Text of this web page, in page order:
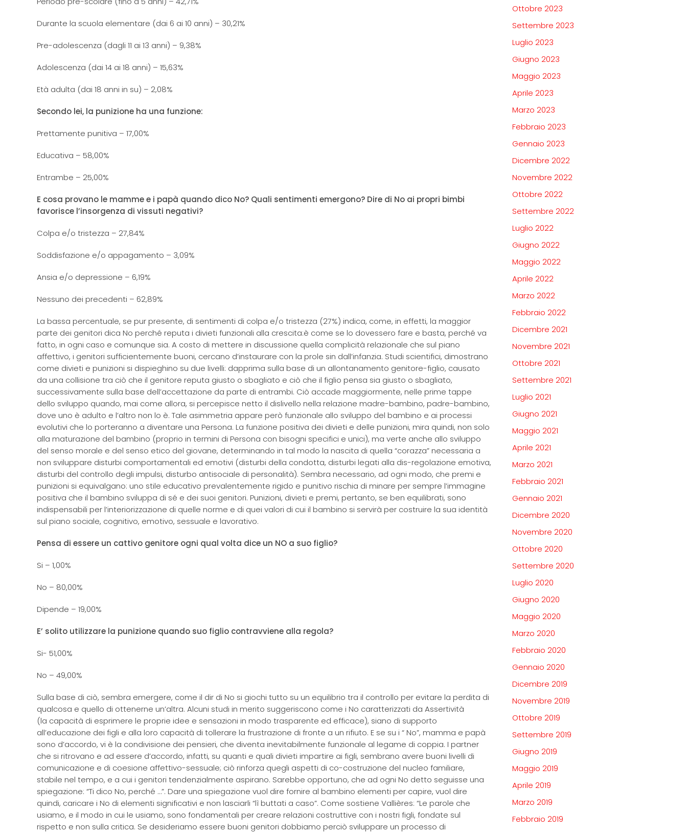
Durante la scuola elementare (dai 6 ai 10 anni) – 30,21%
Pre-adolescenza (dagli 11 ai 13 anni) – 9,38%
Adolescenza (dai 14 ai 18 anni) – 15,63%
Età adulta (dai 18 anni in su) – 2,08%
Secondo lei, la punizione ha una funzione:
Prettamente punitiva – 17,00%
Educativa – 58,00%
Entrambe – 25,00%
E cosa provano le mamme e i papà quando dico No? Quali sentimenti emergono? Dire di No ai propri bimbi
favorisce l’insorgenza di vissuti negativi?
Colpa e/o tristezza – 27,84%
Soddisfazione e/o appagamento – 3,09%
Ansia e/o depressione – 6,19%
Nessuno dei precedenti – 62,89%
La bassa percentuale, se pur presente, di sentimenti di colpa e/o tristezza (27%) indica, come, in effetti, la maggior
parte dei genitori dica No perché reputa i divieti funzionali alla crescita:è come se lo dovessero fare e basta, perché va
fatto, in ogni caso e comunque sia. A costo di mettere in discussione quella complicità relazionale che sul piano
affettivo, i genitori sufficientemente buoni, cercano d’instaurare con la prole sin dall’infanzia. Studi scientifici, dimostrano
come divieti e punizioni si dispieghino su due livelli: dapprima sulla base di un allontanamento genitore-figlio, causato
da una collisione tra ciò che il genitore reputa giusto o sbagliato e ciò che il figlio pensa sia giusto o sbagliato,
successivamente sulla base dell’accettazione da parte di entrambi. Ciò accade maggiormente, nelle prime tappe
dello sviluppo quando, mai come allora, si percepisce netto il dislivello nella relazione madre-bambino, padre-bambino,
dove uno è adulto e l’altro non lo è. Tale asimmetria appare però funzionale allo sviluppo del bambino e ai processi
evolutivi che lo porteranno a diventare una Persona. La funzione positiva dei divieti e delle punizioni, mira quindi, non solo
alla maturazione del bambino (proprio in termini di Persona con bisogni specifici e unici), ma verte anche allo sviluppo
del senso morale e del senso etico del giovane, determinando in tal modo la nascita di quella “corazza” necessaria a
non sviluppare disturbi comportamentali ed emotivi (disturbi della condotta, disturbi legati alla dis-regolazione emotiva,
disturbi del controllo degli impulsi, disturbo antisociale di personalità). Sembra necessario, ad ogni modo, che premi e
punizioni si equivalgano: uno stile educativo prevalentemente rigido e punitivo rischia di minare per sempre l’immagine
positiva che il bambino sviluppa di sé e dei suoi genitori. Punizioni, divieti e premi, pertanto, se ben equilibrati, sono
indispensabili per l’interiorizzazione di quelle norme e di quei valori di cui il bambino si servirà per costruire la sua identità
sul piano sociale, cognitivo, emotivo, sessuale e lavorativo.
Pensa di essere un cattivo genitore ogni qual volta dice un NO a suo figlio?
Si – 1,00%
No – 80,00%
Dipende – 19,00%
E’ solito utilizzare la punizione quando suo figlio contravviene alla regola?
Si- 51,00%
No – 49,00%
Sulla base di ciò, sembra emergere, come il dir di No si giochi tutto su un equilibrio tra il controllo per evitare la perdita di
qualcosa e quello di ottenerne un’altra. Alcuni studi in merito suggeriscono come i No caratterizzati da Assertività
(la capacità di esprimere le proprie idee e sensazioni in modo trasparente ed efficace), siano di supporto
all’educazione dei figli e alla loro capacità di tollerare la frustrazione di fronte a un rifiuto. E se su i “ No”, mamma e papà
sono d’accordo, vi è la condivisione dei pensieri, che diventa inevitabilmente funzionale al legame di coppia. I partner
che si ritrovano e ad essere d’accordo, infatti, su quanti e quali divieti impartire ai figli, sembrano avere buoni livelli di
comunicazione e di coesione affettivo-sessuale; ciò rinforza quegli aspetti di co-costruzione del nucleo familiare,
stabile nel tempo, e a cui i genitori tendenzialmente aspirano. Sarebbe opportuno, che ad ogni No detto seguisse una
spiegazione: “Ti dico No, perché …”. Dare una spiegazione vuol dire fornire al bambino elementi per capire, vuol dire
quindi, caricare i No di elementi significativi e non lasciarli “lì buttati a caso”. Come sostiene Vallières: “Le parole che
usiamo, e il modo in cui le usiamo, sono fondamentali per creare relazioni costruttive con i nostri figli, fondate sul
rispetto e non sulla critica. Se desideriamo essere buoni genitori dobbiamo perciò sviluppare un processo di
Ottobre 2023
Settembre 2023
Luglio 2023
Giugno 2023
Maggio 2023
Aprile 2023
Marzo 2023
Febbraio 2023
Gennaio 2023
Dicembre 2022
Novembre 2022
Ottobre 2022
Settembre 2022
Luglio 2022
Giugno 2022
Maggio 2022
Aprile 2022
Marzo 2022
Febbraio 2022
Dicembre 2021
Novembre 2021
Ottobre 2021
Settembre 2021
Luglio 2021
Giugno 2021
Maggio 2021
Aprile 2021
Marzo 2021
Febbraio 2021
Gennaio 2021
Dicembre 2020
Novembre 2020
Ottobre 2020
Settembre 2020
Luglio 2020
Giugno 2020
Maggio 2020
Marzo 2020
Febbraio 2020
Gennaio 2020
Dicembre 2019
Novembre 2019
Ottobre 2019
Settembre 2019
Giugno 2019
Maggio 2019
Aprile 2019
Marzo 2019
Febbraio 2019